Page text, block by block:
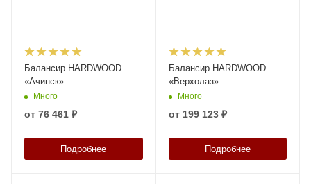
Балансир HARDWOOD
«Ачинск»
Много
от 76 461 ₽
Подробнее
Балансир HARDWOOD
«Верхолаз»
Много
от 199 123 ₽
Подробнее